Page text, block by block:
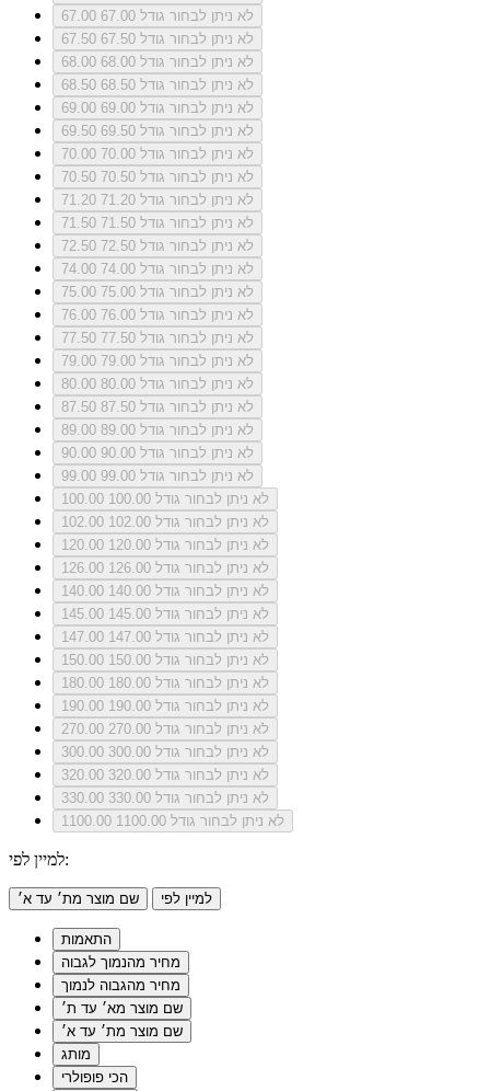
67.00
לא ניתן לבחור גודל 67.00
67.50
לא ניתן לבחור גודל 67.50
68.00
לא ניתן לבחור גודל 68.00
68.50
לא ניתן לבחור גודל 68.50
69.00
לא ניתן לבחור גודל 69.00
69.50
לא ניתן לבחור גודל 69.50
70.00
לא ניתן לבחור גודל 70.00
70.50
לא ניתן לבחור גודל 70.50
71.20
לא ניתן לבחור גודל 71.20
71.50
לא ניתן לבחור גודל 71.50
72.50
לא ניתן לבחור גודל 72.50
74.00
לא ניתן לבחור גודל 74.00
75.00
לא ניתן לבחור גודל 75.00
76.00
לא ניתן לבחור גודל 76.00
77.50
לא ניתן לבחור גודל 77.50
79.00
לא ניתן לבחור גודל 79.00
80.00
לא ניתן לבחור גודל 80.00
87.50
לא ניתן לבחור גודל 87.50
89.00
לא ניתן לבחור גודל 89.00
90.00
לא ניתן לבחור גודל 90.00
99.00
לא ניתן לבחור גודל 99.00
100.00
לא ניתן לבחור גודל 100.00
102.00
לא ניתן לבחור גודל 102.00
120.00
לא ניתן לבחור גודל 120.00
126.00
לא ניתן לבחור גודל 126.00
140.00
לא ניתן לבחור גודל 140.00
145.00
לא ניתן לבחור גודל 145.00
147.00
לא ניתן לבחור גודל 147.00
150.00
לא ניתן לבחור גודל 150.00
180.00
לא ניתן לבחור גודל 180.00
190.00
לא ניתן לבחור גודל 190.00
270.00
לא ניתן לבחור גודל 270.00
300.00
לא ניתן לבחור גודל 300.00
320.00
לא ניתן לבחור גודל 320.00
330.00
לא ניתן לבחור גודל 330.00
1100.00
לא ניתן לבחור גודל 1100.00
למיין לפי:
שם מוצר מת׳ עד א׳ למיין לפי
התאמות
מחיר מהנמוך לגבוה
מחיר מהגבוה לנמוך
שם מוצר מא׳ עד ת׳
שם מוצר מת׳ עד א׳
מותג
הכי פופולרי